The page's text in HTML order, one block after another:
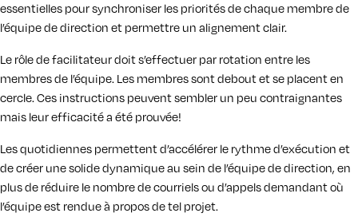
essentielles pour synchroniser les priorités de chaque membre de
l’équipe de direction et permettre un alignement clair.
Le rôle de facilitateur doit s’effectuer par rotation entre les
membres de l’équipe. Les membres sont debout et se placent en
cercle. Ces instructions peuvent sembler un peu contraignantes
mais leur efficacité a été prouvée!
Les quotidiennes permettent d’accélérer le rythme d’exécution et
de créer une solide dynamique au sein de l’équipe de direction, en
plus de réduire le nombre de courriels ou d’appels demandant où
l’équipe est rendue à propos de tel projet.